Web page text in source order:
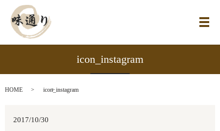
メ
icon_instagram
HOME icon_instagram
2017/10/30